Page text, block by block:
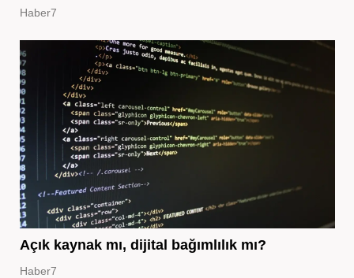
Haber7
Açık kaynak mı, dijital bağımlılık mı?
Haber7